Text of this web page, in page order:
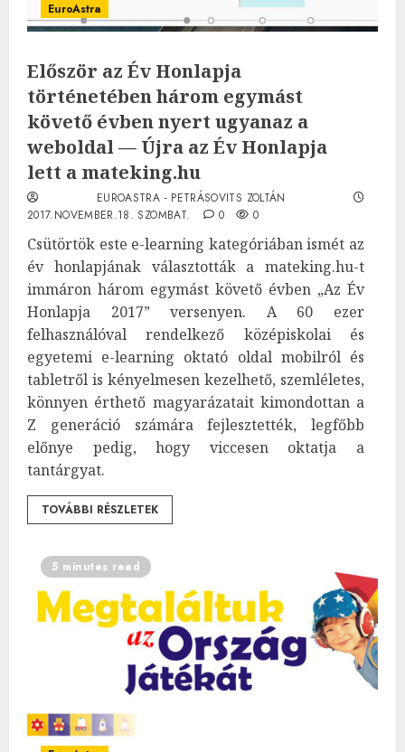
EuroAstra
Először az Év Honlapja
történetében három egymást
követő évben nyert ugyanaz a
weboldal — Újra az Év Honlapja
lett a mateking.hu
EUROASTRA - PETRÁSOVITS ZOLTÁN
2017.NOVEMBER.18. SZOMBAT.
0 0
Csütörtök este e-learning kategóriában ismét az
év honlapjának választották a mateking.hu-t
immáron három egymást követő évben „Az Év
Honlapja 2017” versenyen. A 60 ezer
felhasználóval rendelkező középiskolai és
egyetemi e-learning oktató oldal mobilról és
tabletről is kényelmesen kezelhető, szemléletes,
könnyen érthető magyarázatait kimondottan a
Z generáció számára fejlesztették, legfőbb
előnye pedig, hogy viccesen oktatja a
tantárgyat.
TOVÁBBI RÉSZLETEK
5 minutes read